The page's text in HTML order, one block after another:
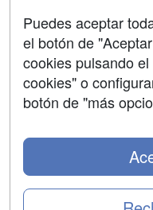
Copyright 2000-
Fermín Caballero, 62
Puedes aceptar
el botón de
cookies pulsando
cookies" o
botón de "más